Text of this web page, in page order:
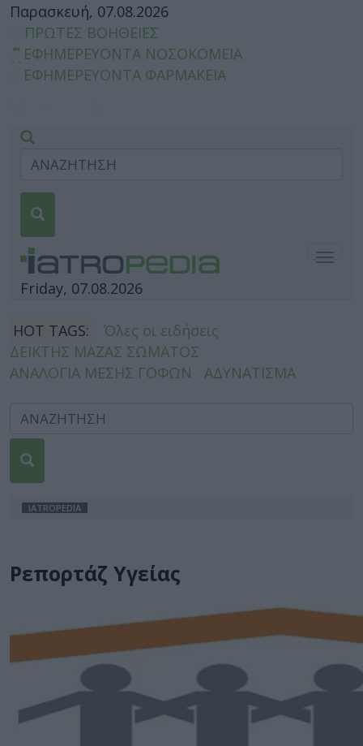
Παρασκευή, 07.08.2026
ΠΡΩΤΕΣ ΒΟΗΘΕΙΕΣ
ΕΦΗΜΕΡΕΥΟΝΤΑ ΝΟΣΟΚΟΜΕΙΑ
ΕΦΗΜΕΡΕΥΟΝΤΑ ΦΑΡΜΑΚΕΙΑ
Friday, 07.08.2026
HOT TAGS:
Όλες οι ειδήσεις
ΔΕΙΚΤΗΣ ΜΑΖΑΣ ΣΩΜΑΤΟΣ
ΑΝΑΛΟΓΙΑ ΜΕΣΗΣ ΓΟΦΩΝ
ΑΔΥΝΑΤΙΣΜΑ
IATROPEDIA
Ρεπορτάζ Υγείας